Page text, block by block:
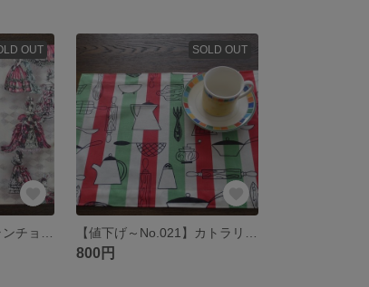
OUT SOLD OUT
800円